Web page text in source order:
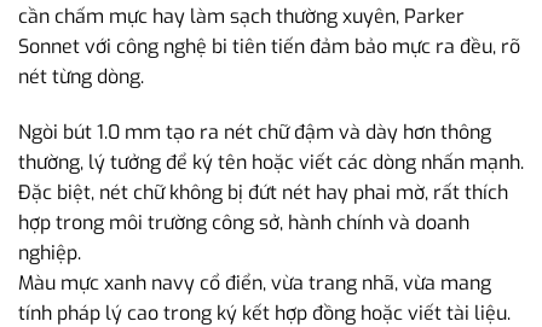
cần chấm mực hay làm sạch thường xuyên, Parker
Sonnet với công nghệ bi tiên tiến đảm bảo mực ra đều, rõ
nét từng dòng.
Ngòi bút 1.0 mm tạo ra nét chữ đậm và dày hơn thông
thường, lý tưởng để ký tên hoặc viết các dòng nhấn mạnh.
Đặc biệt, nét chữ không bị đứt nét hay phai mờ, rất thích
hợp trong môi trường công sở, hành chính và doanh
nghiệp.
Màu mực xanh navy cổ điển, vừa trang nhã, vừa mang
tính pháp lý cao trong ký kết hợp đồng hoặc viết tài liệu.